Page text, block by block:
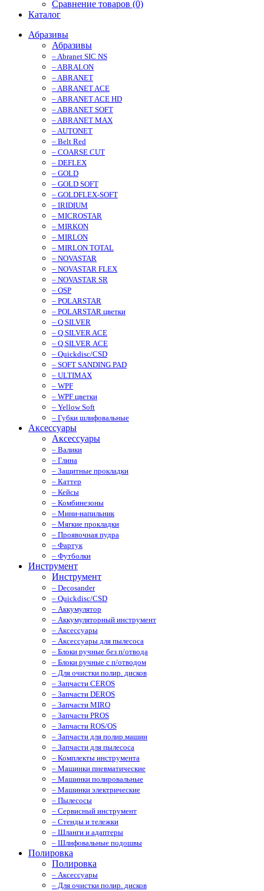
Сравнение товаров (0)
Каталог
Абразивы
Абразивы
– Abranet SIC NS
– ABRALON
– ABRANET
– ABRANET ACE
– ABRANET ACE HD
– ABRANET SOFT
– ABRANET MAX
– AUTONET
– Belt Red
– COARSE CUT
– DEFLEX
– GOLD
– GOLD SOFT
– GOLDFLEX-SOFT
– IRIDIUM
– MICROSTAR
– MIRKON
– MIRLON
– MIRLON TOTAL
– NOVASTAR
– NOVASTAR FLEX
– NOVASTAR SR
– OSP
– POLARSTAR
– POLARSTAR цветки
– Q.SILVER
– Q.SILVER ACE
– Q.SILVER ACE
– Quickdisc/CSD
– SOFT SANDING PAD
– ULTIMAX
– WPF
– WPF цветки
– Yellow Soft
– Губки шлифовальные
Аксессуары
Аксессуары
– Валики
– Глина
– Защитные прокладки
– Каттер
– Кейсы
– Комбинезоны
– Мини-напильник
– Мягкие прокладки
– Проявочная пудра
– Фартук
– Футболки
Инструмент
Инструмент
– Decosander
– Quickdisc/CSD
– Аккумулятор
– Аккумуляторный инструмент
– Аксессуары
– Аксессуары для пылесоса
– Блоки ручные без п/отвода
– Блоки ручные с п/отводом
– Для очистки полир. дисков
– Запчасти CEROS
– Запчасти DEROS
– Запчасти MIRO
– Запчасти PROS
– Запчасти ROS/OS
– Запчасти для полир.машин
– Запчасти для пылесоса
– Комплекты инструмента
– Машинки пневматические
– Машинки полировальные
– Машинки электрические
– Пылесосы
– Сервисный инструмент
– Стенды и тележки
– Шланги и адаптеры
– Шлифовальные подошвы
Полировка
Полировка
– Аксессуары
– Для очистки полир. дисков